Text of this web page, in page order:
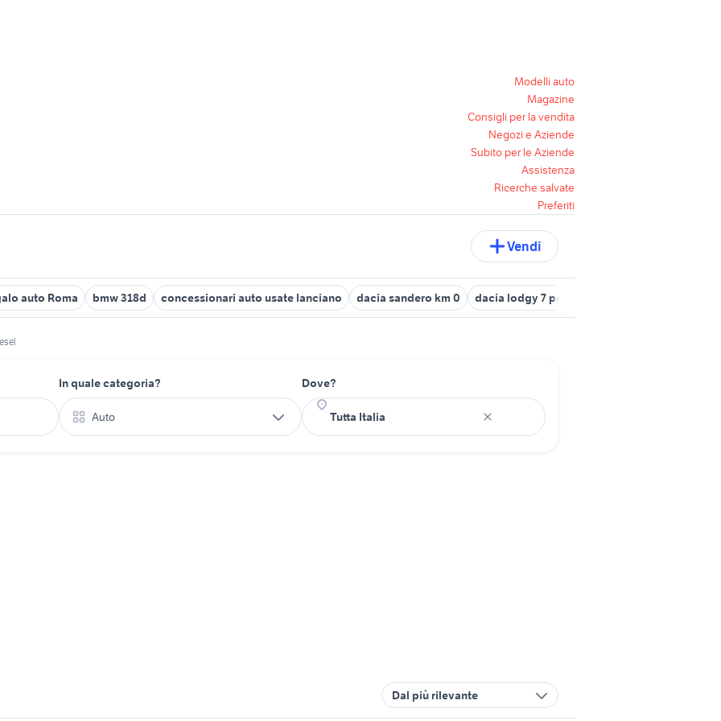
Modelli auto
Magazine
Consigli per la vendita
Negozi e Aziende
Subito per le Aziende
Assistenza
Ricerche salvate
Preferiti
Vendi
auto Roma bmw 318d concessionari auto usate lanciano dacia sandero km 0 dacia lodgy 7 posti
In quale categoria?
Auto
Dove?
Dal più rilevante